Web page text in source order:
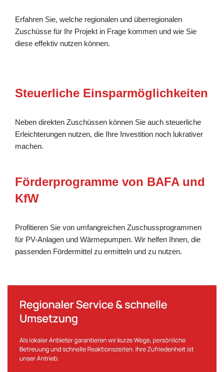
Erfahren Sie, welche regionalen und überregionalen
Zuschüsse für Ihr Projekt in Frage kommen und wie Sie
diese effektiv nutzen können.
Steuerliche Einsparmöglichkeiten
Neben direkten Zuschüssen können Sie auch steuerliche
Erleichterungen nutzen, die Ihre Investition noch lukrativer
machen.
Förderprogramme von BAFA und
KfW
Profitieren Sie von umfangreichen Zuschussprogrammen
für PV-Anlagen und Wärmepumpen. Wir helfen Ihnen, die
passenden Fördermittel zu ermitteln und zu nutzen.